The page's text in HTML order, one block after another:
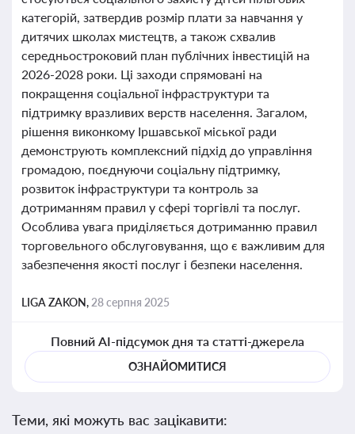
категорій, затвердив розмір плати за навчання у
дитячих школах мистецтв, а також схвалив
середньостроковий план публічних інвестицій на
2026-2028 роки. Ці заходи спрямовані на
покращення соціальної інфраструктури та
підтримку вразливих верств населення. Загалом,
рішення виконкому Іршавської міської ради
демонструють комплексний підхід до управління
громадою, поєднуючи соціальну підтримку,
розвиток інфраструктури та контроль за
дотриманням правил у сфері торгівлі та послуг.
Особлива увага приділяється дотриманню правил
торговельного обслуговування, що є важливим для
забезпечення якості послуг і безпеки населення.
LIGA ZAKON, 28 серпня 2025
Повний AI-підсумок дня та статті-джерела
ОЗНАЙОМИТИСЯ
Теми, які можуть вас зацікавити: